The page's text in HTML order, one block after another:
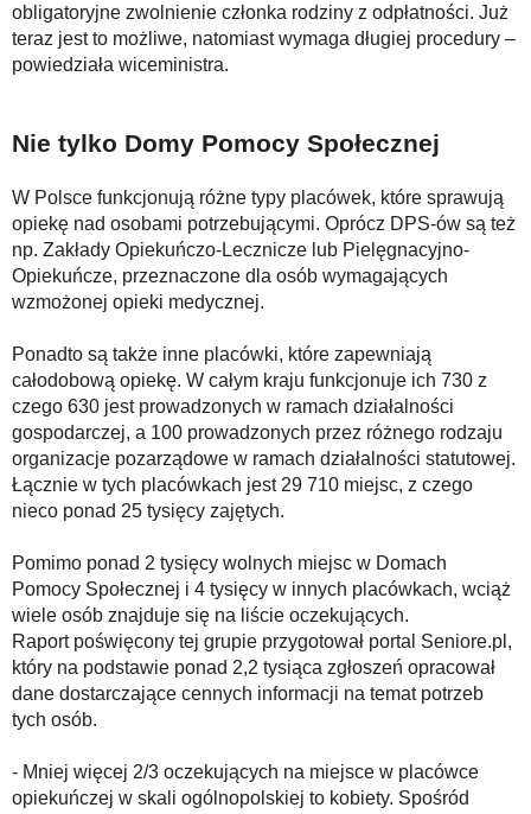
obligatoryjne zwolnienie członka rodziny z odpłatności. Już
teraz jest to możliwe, natomiast wymaga długiej procedury –
powiedziała wiceministra.
Nie tylko Domy Pomocy Społecznej
W Polsce funkcjonują różne typy placówek, które sprawują
opiekę nad osobami potrzebującymi. Oprócz DPS-ów są też
np. Zakłady Opiekuńczo-Lecznicze lub Pielęgnacyjno-
Opiekuńcze, przeznaczone dla osób wymagających
wzmożonej opieki medycznej.
Ponadto są także inne placówki, które zapewniają
całodobową opiekę. W całym kraju funkcjonuje ich 730 z
czego 630 jest prowadzonych w ramach działalności
gospodarczej, a 100 prowadzonych przez różnego rodzaju
organizacje pozarządowe w ramach działalności statutowej.
Łącznie w tych placówkach jest 29 710 miejsc, z czego
nieco ponad 25 tysięcy zajętych.
Pomimo ponad 2 tysięcy wolnych miejsc w Domach
Pomocy Społecznej i 4 tysięcy w innych placówkach, wciąż
wiele osób znajduje się na liście oczekujących.
Raport poświęcony tej grupie przygotował portal Seniore.pl,
który na podstawie ponad 2,2 tysiąca zgłoszeń opracował
dane dostarczające cennych informacji na temat potrzeb
tych osób.
- Mniej więcej 2/3 oczekujących na miejsce w placówce
opiekuńczej w skali ogólnopolskiej to kobiety. Spośród